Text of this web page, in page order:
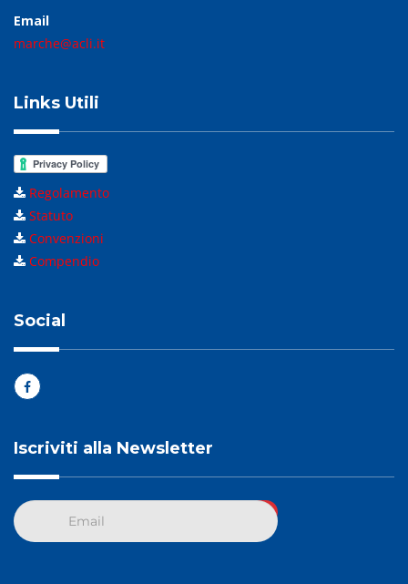
Email
marche@acli.it
Links Utili
Regolamento
Statuto
Convenzioni
Compendio
Social
Iscriviti alla Newsletter